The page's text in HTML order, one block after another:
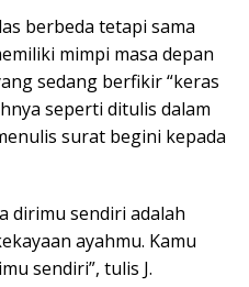
berbeda tetapi sama
mimpi masa depan
sedang berfikir “keras
seperti ditulis dalam
surat begini kepada
dirimu sendiri adalah
ayahmu. Kamu
sendiri”, tulis J.